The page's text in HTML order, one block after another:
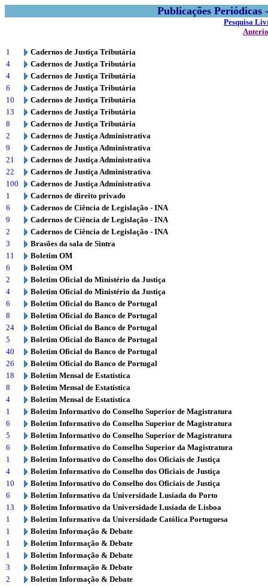
Publicações
Pesquisa
1
Cadernos de Justiça Tributária
4
Cadernos de Justiça Tributária
4
Cadernos de Justiça Tributária
6
Cadernos de Justiça Tributária
10
Cadernos de Justiça Tributária
13
Cadernos de Justiça Tributária
8
Cadernos de Justiça Tributária
2
Cadernos de Justiça Administrativa
9
Cadernos de Justiça Administrativa
21
Cadernos de Justiça Administrativa
22
Cadernos de Justiça Administrativa
100
Cadernos de Justiça Administrativa
1
Cadernos de direito privado
6
Cadernos de Ciência de Legislação - INA
9
Cadernos de Ciência de Legislação - INA
2
Cadernos de Ciência de Legislação - INA
3
Brasões da sala de Sintra
11
Boletim OM
6
Boletim OM
2
Boletim Oficial do Ministério da Justiça
4
Boletim Oficial do Ministério da Justiça
6
Boletim Oficial do Banco de Portugal
8
Boletim Oficial do Banco de Portugal
24
Boletim Oficial do Banco de Portugal
5
Boletim Oficial do Banco de Portugal
40
Boletim Oficial do Banco de Portugal
26
Boletim Oficial do Banco de Portugal
18
Boletim Mensal de Estatística
8
Boletim Mensal de Estatística
4
Boletim Mensal de Estatística
1
Boletim Informativo do Conselho Superior de Magistratura
6
Boletim Informativo do Conselho Superior de Magistratura
5
Boletim Informativo do Conselho Superior de Magistratura
6
Boletim Informativo do Conselho Superior da Magistratura
1
Boletim Informativo do Conselho dos Oficiais de Justiça
4
Boletim Informativo do Conselho dos Oficiais de Justiça
10
Boletim Informativo do Conselho dos Oficiais de Justiça
6
Boletim Informativo da Universidade Lusíada do Porto
13
Boletim Informativo da Universidade Lusíada de Lisboa
1
Boletim Informativo da Universidade Católica Portuguesa
1
Boletim Informação & Debate
1
Boletim Informação & Debate
1
Boletim Informação & Debate
3
Boletim Informação & Debate
2
Boletim Informação & Debate